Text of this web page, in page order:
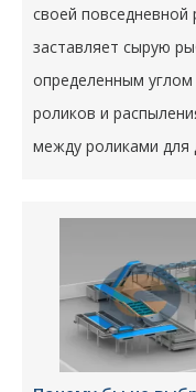
своей
заставляет сырую
определенным
роликов и
между роликами для